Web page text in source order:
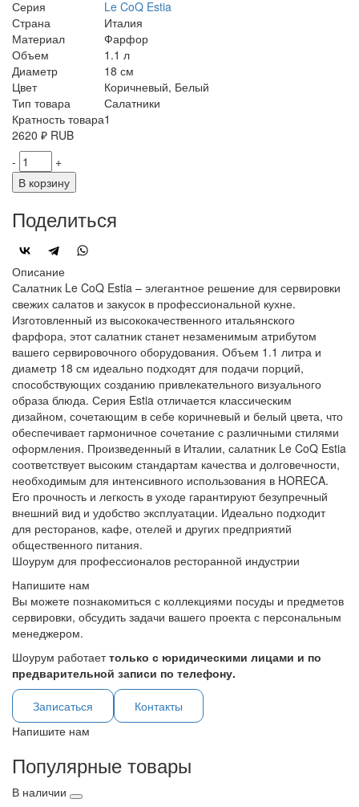
Серия
Le CoQ Estia
Страна
Италия
Материал
Фарфор
Объем
1.1 л
Диаметр
18 см
Цвет
Коричневый, Белый
Тип товара
Салатники
Кратность товара1
2620 ₽ RUB
-
+
В корзину
Поделиться
Описание
Салатник Le CoQ Estia – элегантное решение для сервировки
свежих салатов и закусок в профессиональной кухне.
Изготовленный из высококачественного итальянского
фарфора, этот салатник станет незаменимым атрибутом
вашего сервировочного оборудования. Объем 1.1 литра и
диаметр 18 см идеально подходят для подачи порций,
способствующих созданию привлекательного визуального
образа блюда. Серия Estia отличается классическим
дизайном, сочетающим в себе коричневый и белый цвета, что
обеспечивает гармоничное сочетание с различными стилями
оформления. Произведенный в Италии, салатник Le CoQ Estia
соответствует высоким стандартам качества и долговечности,
необходимым для интенсивного использования в HORECA.
Его прочность и легкость в уходе гарантируют безупречный
внешний вид и удобство эксплуатации. Идеально подходит
для ресторанов, кафе, отелей и других предприятий
общественного питания.
Шоурум для профессионалов ресторанной индустрии
Напишите нам
Вы можете познакомиться с коллекциями посуды и предметов
сервировки, обсудить задачи вашего проекта с персональным
менеджером.
Шоурум работаеттолько с юридическими лицами и по
предварительной записи по телефону.
Записаться
Контакты
Напишите нам
Популярные товары
В наличии